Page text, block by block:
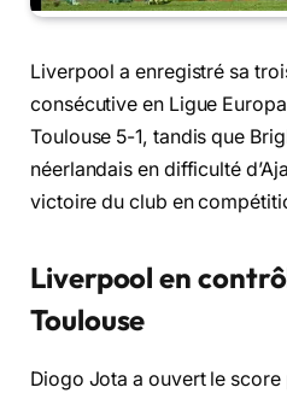
Liverpool a enregistré sa
consécutive en Ligue
Toulouse 5-1, tandis que
néerlandais en difficulté
victoire du club en
Liverpool en
Toulouse
Diogo Jota a ouvert le